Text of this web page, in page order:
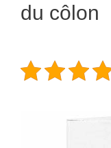
du côlon